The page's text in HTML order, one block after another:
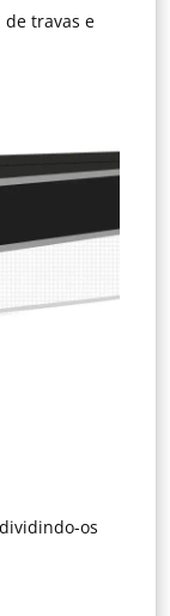
travas e
os